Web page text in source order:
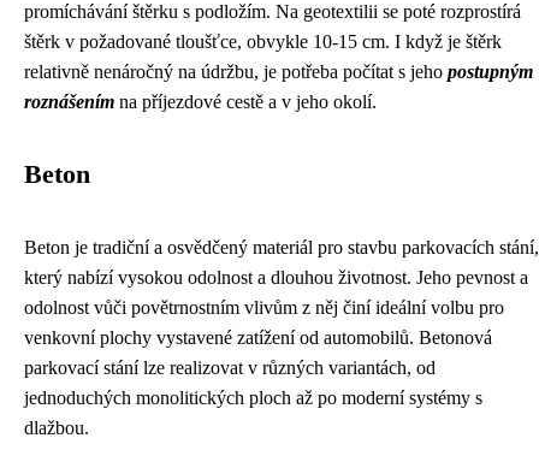
promíchávání štěrku s podložím. Na geotextilii se poté rozprostírá
štěrk v požadované tloušťce, obvykle 10-15 cm. I když je štěrk
relativně nenáročný na údržbu, je potřeba počítat s jeho postupným
roznášením na příjezdové cestě a v jeho okolí.
Beton
Beton je tradiční a osvědčený materiál pro stavbu parkovacích stání,
který nabízí vysokou odolnost a dlouhou životnost. Jeho pevnost a
odolnost vůči povětrnostním vlivům z něj činí ideální volbu pro
venkovní plochy vystavené zatížení od automobilů. Betonová
parkovací stání lze realizovat v různých variantách, od
jednoduchých monolitických ploch až po moderní systémy s
dlažbou.